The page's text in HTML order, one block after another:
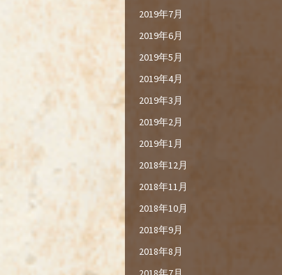
2019年7月
2019年6月
2019年5月
2019年4月
2019年3月
2019年2月
2019年1月
2018年12月
2018年11月
2018年10月
2018年9月
2018年8月